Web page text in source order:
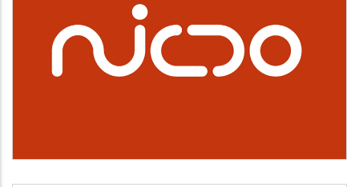
NICDO
Cultura, deporte y ocio